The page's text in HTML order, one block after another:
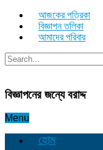
আজকের পত্রিকা
বিজ্ঞাপন তলিকা
আমাদের পরিবার
বিজ্ঞাপনের জন্যে বরাদ্দ
Menu
হোম